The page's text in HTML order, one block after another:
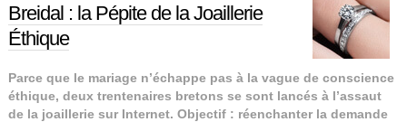
Breidal : la Pépite de la Joaillerie
Éthique
Parce que le mariage n’échappe pas à la vague de conscience
éthique, deux trentenaires bretons se sont lancés à l’assaut
de la joaillerie sur Internet. Objectif : réenchanter la demande